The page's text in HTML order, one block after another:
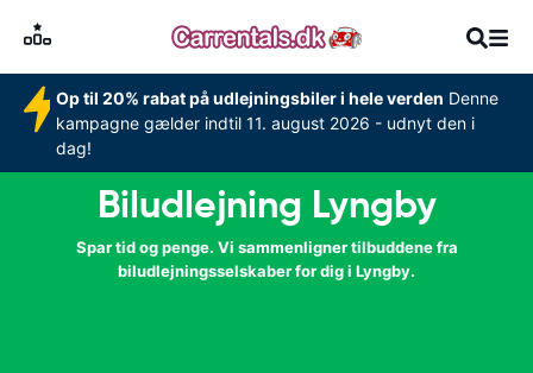
Op til 20% rabat på udlejningsbiler i hele verden Denne
kampagne gælder indtil 11. august 2026 - udnyt den i
dag!
Biludlejning Lyngby
Spar tid og penge. Vi sammenligner tilbuddene fra
biludlejningsselskaber for dig i Lyngby.